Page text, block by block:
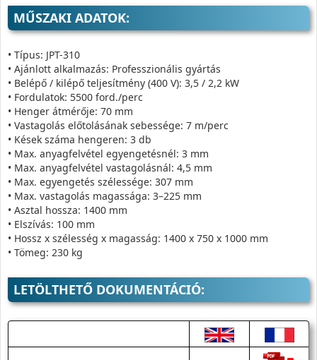
MŰSZAKI ADATOK:
• Típus: JPT-310
• Ajánlott alkalmazás: Professzionális gyártás
• Belépő / kilépő teljesítmény (400 V): 3,5 / 2,2 kW
• Fordulatok: 5500 ford./perc
• Henger átmérője: 70 mm
• Vastagolás előtolásának sebessége: 7 m/perc
• Kések száma hengeren: 3 db
• Max. anyagfelvétel egyengetésnél: 3 mm
• Max. anyagfelvétel vastagolásnál: 4,5 mm
• Max. egyengetés szélessége: 307 mm
• Max. vastagolás magassága: 3–225 mm
• Asztal hossza: 1400 mm
• Elszívás: 100 mm
• Hossz x szélesség x magasság: 1400 x 750 x 1000 mm
• Tömeg: 230 kg
LETÖLTHETŐ DOKUMENTÁCIÓ: